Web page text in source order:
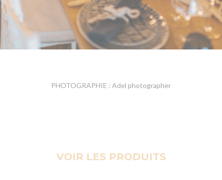
PHOTOGRAPHIE : Adel photographer
VOIR LES PRODUITS